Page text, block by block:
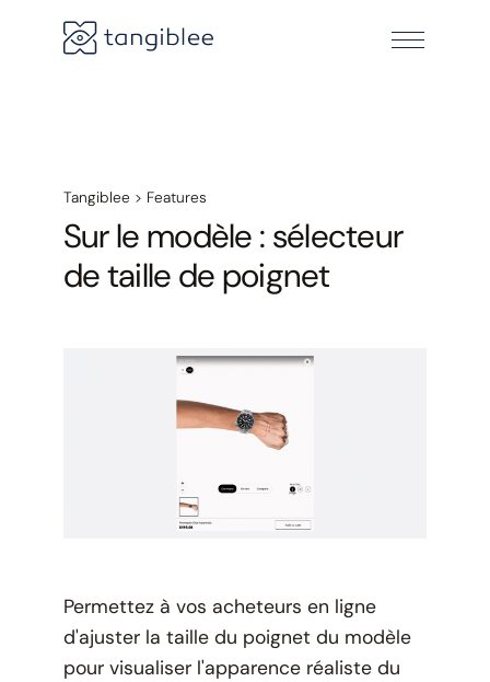
Tangiblee > Features
Sur le modèle : sélecteur
de taille de poignet
Permettez à vos acheteurs en ligne
d'ajuster la taille du poignet du modèle
pour visualiser l'apparence réaliste du